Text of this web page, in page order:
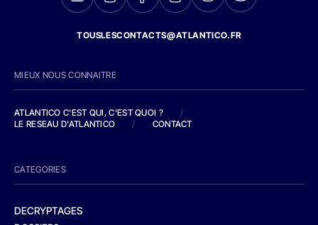
TOUSLESCONTACTS@ATLANTICO.FR
MIEUX NOUS CONNAITRE
ATLANTICO C'EST QUI, C'EST QUOI ?
/
LE RESEAU D'ATLANTICO
/ CONTACT
CATEGORIES
DECRYPTAGES